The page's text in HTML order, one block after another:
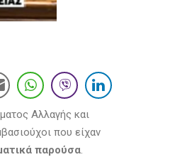
Αλλαγής και
που είχαν
παρούσα.